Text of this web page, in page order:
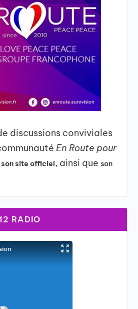
discussions conviviales
En Route pour
son site officiel, ainsi queson
RADIO